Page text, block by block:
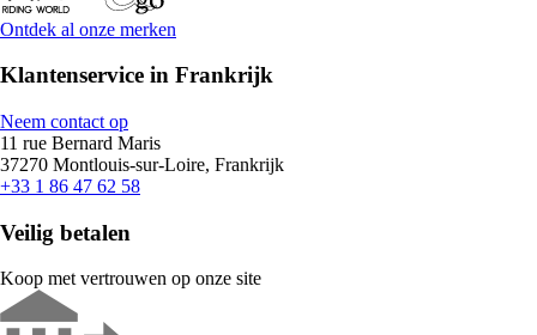
Ontdek al onze merken
Klantenservice in Frankrijk
Neem contact op
11 rue Bernard Maris
37270 Montlouis-sur-Loire, Frankrijk
+33 1 86 47 62 58
Veilig betalen
Koop met vertrouwen op onze site